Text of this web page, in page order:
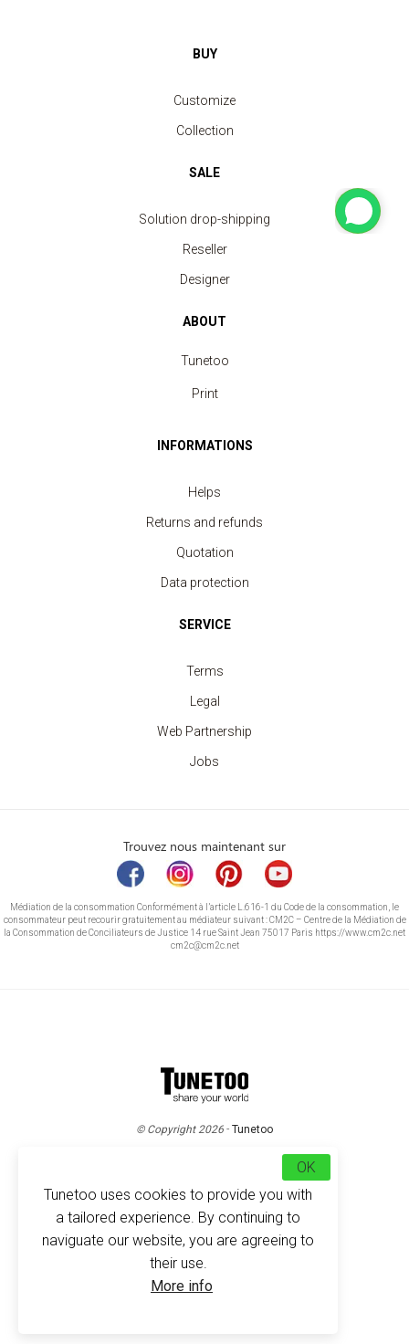
BUY
Customize
Collection
SALE
Solution drop-shipping
Reseller
Designer
ABOUT
Tunetoo
Print
INFORMATIONS
Helps
Returns and refunds
Quotation
Data protection
SERVICE
Terms
Legal
Web Partnership
Jobs
Trouvez nous maintenant sur
Médiation de la consommation Conformément à l’article L.616-1 du Code de la consommation, le
consommateur peut recourir gratuitement au médiateur suivant : CM2C – Centre de la Médiation de
la Consommation de Conciliateurs de Justice 14 rue Saint Jean 75017 Paris https://www.cm2c.net
cm2c@cm2c.net
© Copyright 2026 - Tunetoo
Tunetoo uses cookies to provide you with
a tailored experience. By continuing to
naviguate our website, you are agreeing to
their use.
More info
OK